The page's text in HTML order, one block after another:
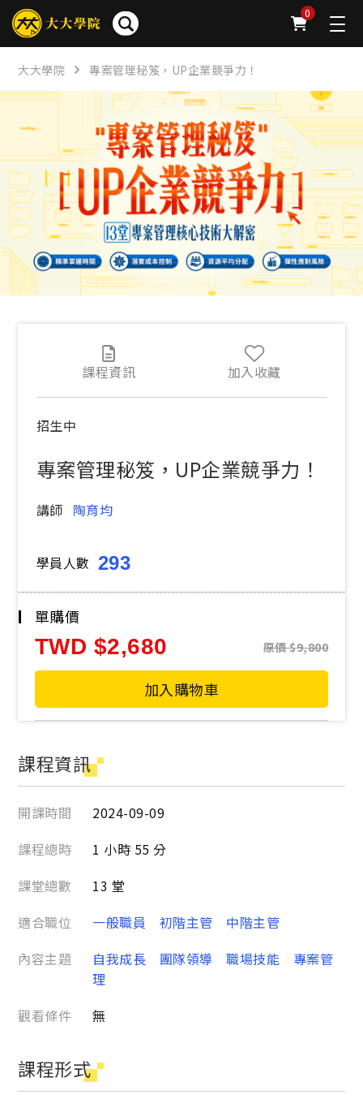
0
簡介 章節 問卷 FAQ
大大學院 專案管理秘笈，UP企業競爭力！
招生中
專案管理秘笈，UP企業競爭力！
講師 陶育均
學員人數 293
課程資訊 加入收藏
單購價
TWD 2,680 原價 9,800
加入購物車
課程資訊
開課時間
2024-09-09
課程總時
1 小時 55 分
課堂總數
13 堂
適合職位
一般職員 初階主管
中階主管
內容主題
自我成長 團隊領導 職場技能
專案管
理
觀看條件
無
課程形式